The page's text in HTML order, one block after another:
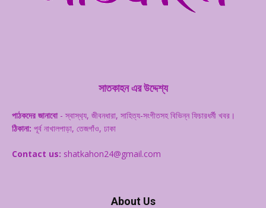
সাতকাহন এর উদ্দেশ্য
পাঠকদের জানাবো - স্বাস্থ‌্য, জীবনধারা, সাহিত্য-সংগীতসহ বিভিন্ন ফিচারধর্মী খবর।
ঠিকানা: পূর্ব নাখালপাড়া, তেজগাঁও, ঢাকা
Contact us: shatkahon24@gmail.com
About Us